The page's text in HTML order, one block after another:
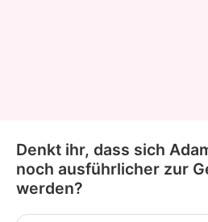
Denkt ihr, dass sich
noch ausführlicher zur
werden?